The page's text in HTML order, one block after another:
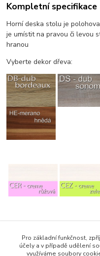
Kompletní specifikace
Horní deska stolu je
je umístit na pravou či levou
hranou
Vyberte dekor dřeva:
Zboží zařazeno v
Dětský nábytek
Pro základní funkčnost,
účely a v případě udělení
využíváme soubory